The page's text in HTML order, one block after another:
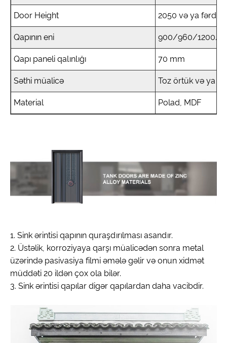
Door Height 2050 və ya fərdi
Qapının eni 900/960/1200/
Qapı paneli qalınlığı 70 mm
Səthi müalicə Toz örtük və ya
Material Polad, MDF
1. Sink ərintisi qapının quraşdırılması asandır.
2. Üstəlik, korroziyaya qarşı müalicədən sonra metal
üzərində pasivasiya filmi əmələ gəlir və onun xidmət
müddəti 20 ildən çox ola bilər.
3. Sink ərintisi qapılar digər qapılardan daha vacibdir.